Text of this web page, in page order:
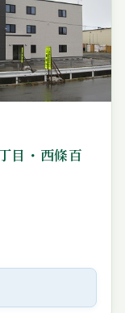
目・西條百